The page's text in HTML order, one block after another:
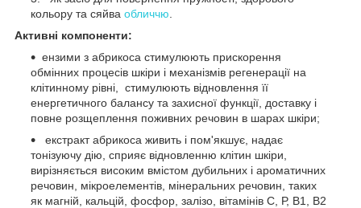
кольору та сяйва обличчю
Активні компоненти:
ензими з абрикоса стимулюють прискорення
обмінних процесів шкіри і механізмів регенерації на
клітинному рівні, стимулюють відновлення її
енергетичного балансу та захисної функції, доставку і
повне розщеплення поживних речовин в шарах шкіри;
екстракт абрикоса живить і пом'якшує, надає
тонізуючу дію, сприяє відновленню клітин шкіри,
вирізняється високим вмістом дубильних і ароматичних
речовин, мікроелементів, мінеральних речовин, таких
як магній, кальцій, фосфор, залізо, вітамінів С, Р, В1, В2